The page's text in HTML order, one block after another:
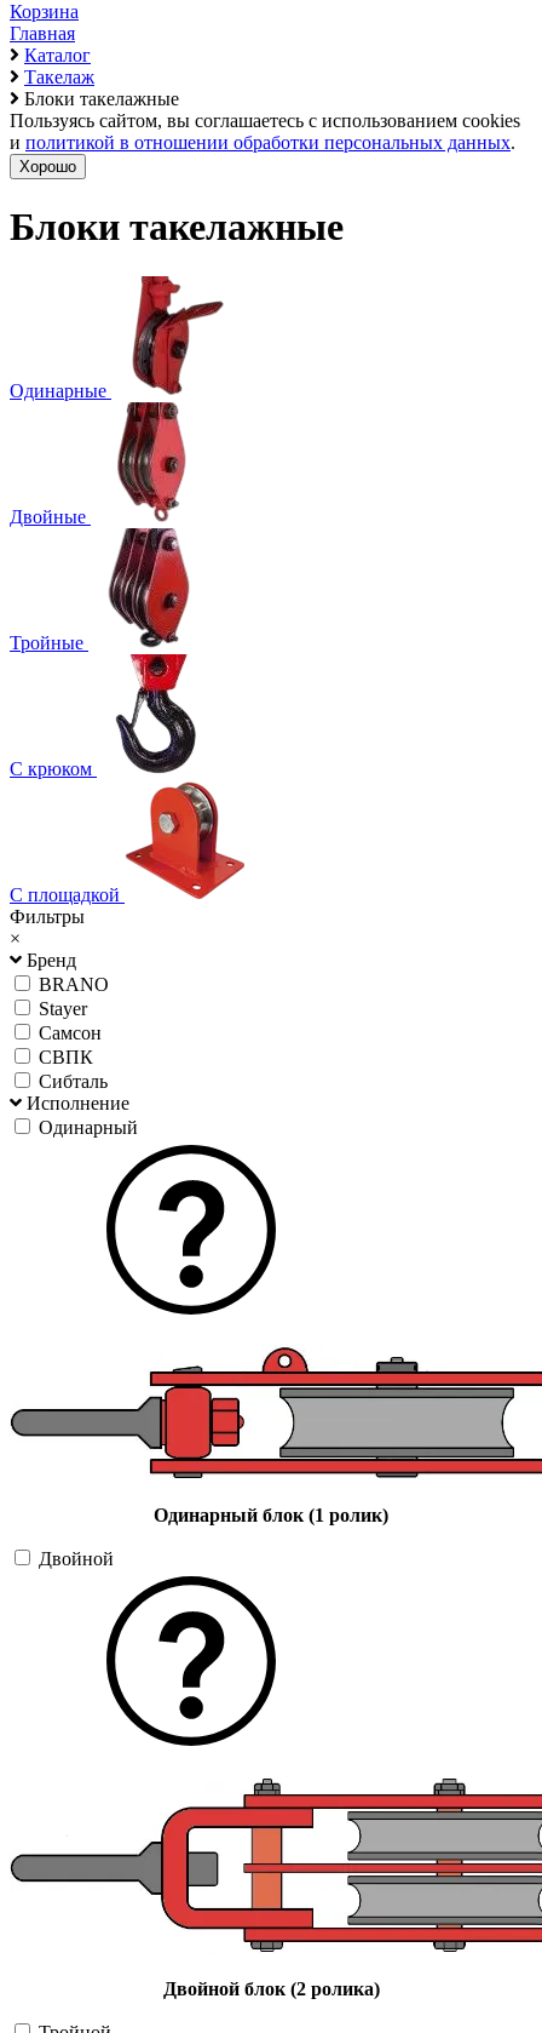
Корзина
Главная
Каталог
Такелаж
Блоки такелажные
Пользуясь сайтом, вы соглашаетесь с использованием cookies
и политикой в отношении обработки персональных данных.
Хорошо
Блоки такелажные
Одинарные
Двойные
Тройные
С крюком
С площадкой
Фильтры
×
Бренд
BRANO
Stayer
Самсон
СВПК
Сибталь
Исполнение
Одинарный
Одинарный блок (1 ролик)
Двойной
Двойной блок (2 ролика)